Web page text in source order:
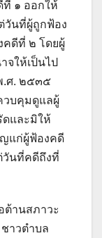
๑ ออกให้
วันที่ผู้ถูกฟ้อง
ดีที่ ๒ โดยผู้
ให้เป็นไป
.ศ. ๒๕๓๕
วบคุมดูแลผู้
ดและมิให้
ญแก่ผู้ฟ้องคดี
วันที่คดีถึงที่
ต้านสภาวะ
าวตำบล